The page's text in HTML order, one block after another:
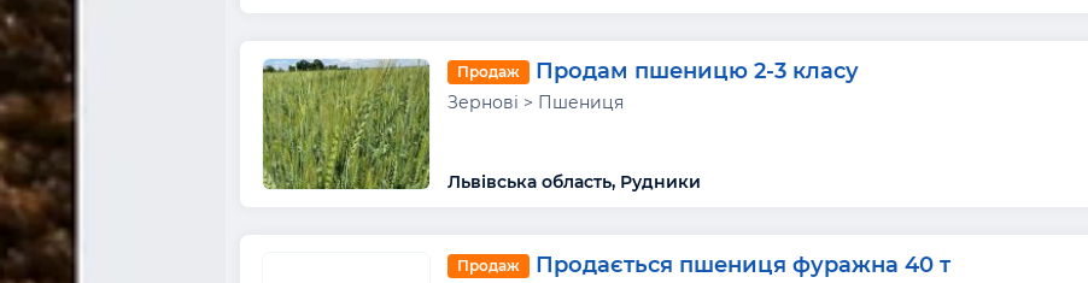
Продаж Продам пшеницю 2-3 класу
Зернові > Пшениця
Львівська область, Рудники
Продаж Продається пшениця фуражна 40 т